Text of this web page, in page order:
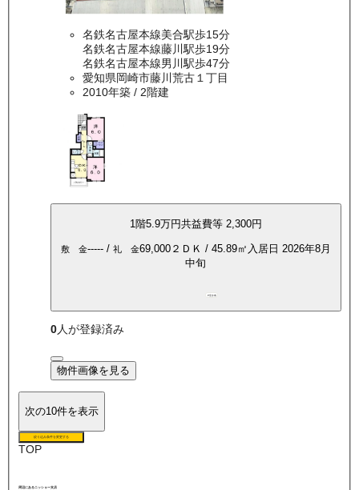
名鉄名古屋本線美合駅歩15分
名鉄名古屋本線藤川駅歩19分
名鉄名古屋本線男川駅歩47分
愛知県岡崎市藤川荒古１丁目
2010年築/ 2階建
1階5.9万円共益費等 2,300円
敷 金-----/ 礼 金69,000２ＤＫ / 45.89㎡ 入居日 2026年8月
中旬
P空き有
0人が登録済み
物件画像を見る
次の10件を表示
絞り込み条件を変更する
TOP
周辺にあるニッショー支店